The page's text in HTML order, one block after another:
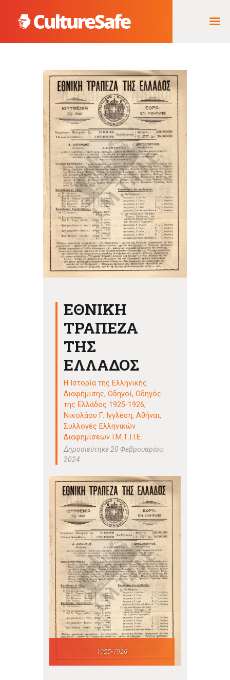
ΑΡΧΙΚΉ
ΦΟΡΈΑΣ ΥΛΟΠΟΊΗΣΗΣ
& ΈΡΓΑ
ΘΗΣΑΥΡΌΣ
ΤΕΚΜΗΡΊΩΝ
ΕΘΝΙΚΗ
ΤΡΑΠΕΖΑ
ΤΗΣ
ΕΛΛΑΔΟΣ
Η Ιστορία της Ελληνικής
Διαφήμισης,Οδηγοί,Οδηγός
της Ελλάδος 1925-1926,
Νικολάου Γ. Ιγγλέση, Αθήναι,
Συλλογές Ελληνικών
Διαφημίσεων Ι.Μ.Τ.Ι.Ι.Ε.
Δημοσιεύτηκε 20 Φεβρουαρίου,
2024
1925-1926